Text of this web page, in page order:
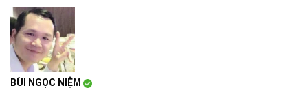
BÙI NGỌC NIỆM